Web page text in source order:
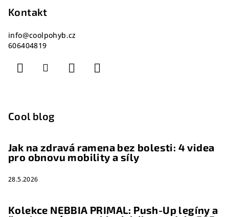
Kontakt
info@coolpohyb.cz
606404819
Cool blog
Jak na zdravá ramena bez bolesti: 4 videa
pro obnovu mobility a síly
28.5.2026
Kolekce NEBBIA PRIMAL: Push-Up legíny a